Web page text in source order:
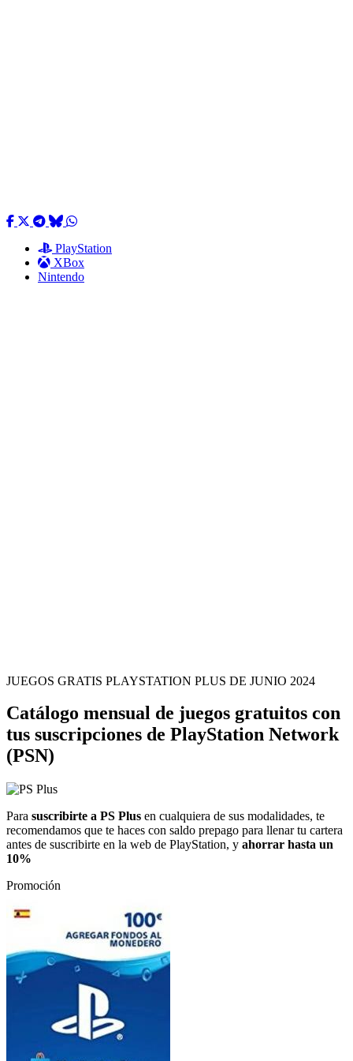
PlayStation
XBox
Nintendo
JUEGOS GRATIS PLAYSTATION PLUS DE JUNIO 2024
Catálogo mensual de juegos gratuitos con
tus suscripciones de PlayStation Network
(PSN)
Para suscribirte a PS Plus en cualquiera de sus modalidades, te
recomendamos que te haces con saldo prepago para llenar tu cartera
antes de suscribirte en la web de PlayStation, y ahorrar hasta un
10%
Promoción